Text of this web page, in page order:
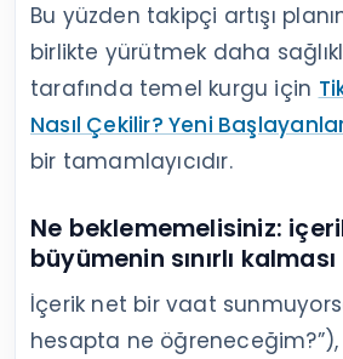
Bu yüzden takipçi artışı
birlikte yürütmek daha
tarafında temel kurgu için
Nasıl Çekilir? Yeni
bir tamamlayıcıdır.
Ne beklememelisiniz:
büyümenin sınırlı kalması
İçerik net bir vaat
hesapta ne